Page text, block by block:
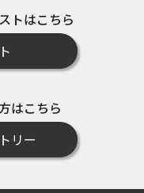
トはこちら
はこちら
リー